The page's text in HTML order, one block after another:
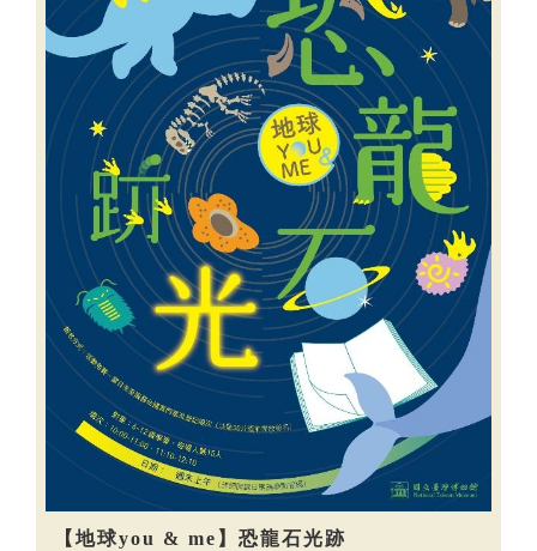
【地球you & me】恐龍石光跡